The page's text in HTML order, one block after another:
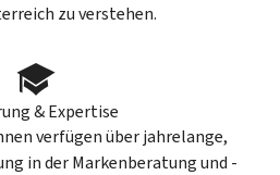
zu verstehen.
& Expertise
verfügen über jahrelange,
in der Markenberatung und -